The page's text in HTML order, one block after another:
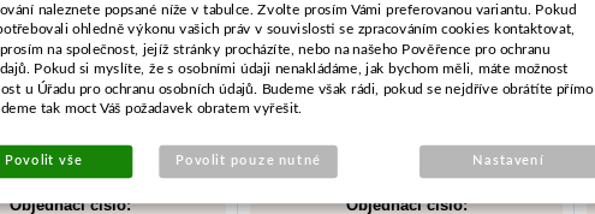
Objednací číslo:
Objednací číslo:
naleznete popsané níže v tabulce. Zvolte prosím Vámi preferovanou variantu. Pokud
ohledně výkonu vašich práv v souvislosti se zpracováním cookies kontaktovat,
na společnost, jejíž stránky procházíte, nebo na našeho Pověřence pro ochranu
Pokud si myslíte, že s osobními údaji nenakládáme, jak bychom měli, máte možnost
u Úřadu pro ochranu osobních údajů. Budeme však rádi, pokud se nejdříve obrátíte přímo
tak moct Váš požadavek obratem vyřešit.
Povolit vše Povolit pouze nutné Nastavení